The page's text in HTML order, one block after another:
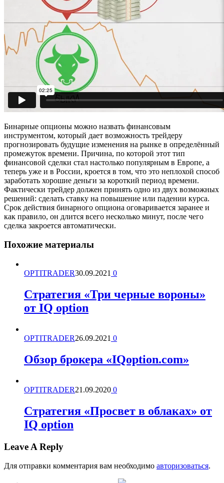
Бинарные опционы можно назвать финансовым
инструментом, который дает возможность трейдеру
прогнозировать будущие изменения на рынке в определённый
промежуток времени. Причина, по которой этот тип
финансовой сделки стал настолько популярным в Европе, а
теперь уже и в России, кроется в том, что это неплохой способ
заработать хорошие деньги за короткий период времени.
Фактически трейдер должен принять одно из двух возможных
решений: сделать ставку на повышение или падении курса.
Срок действия бинарного опциона оговаривается заранее и
как правило, он длится всего несколько минут, после чего
сделка закроется автоматически.
Похожие материалы
OPTITRADER30.09.2021 0
Стратегия «Три черные вороны»
от IQ option
OPTITRADER26.09.2021 0
Обзор брокера «IQoption.com»
OPTITRADER21.09.2020 0
Стратегия «Просвет в облаках» от
IQ option
Leave A Reply
Для отправки комментария вам необходимо авторизоваться.